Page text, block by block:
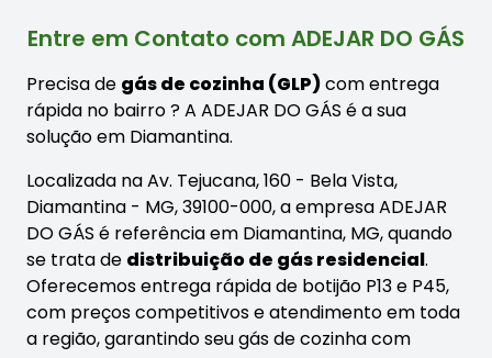
Entre em Contato com ADEJAR DO GÁS
Precisa de gás de cozinha (GLP)com entrega
rápida no bairro? A ADEJAR DO GÁS é a sua
solução em Diamantina.
Localizada na Av. Tejucana, 160 - Bela Vista,
Diamantina - MG, 39100-000, a empresa ADEJAR
DO GÁS é referência em Diamantina, MG, quando
se trata de distribuição de gás residencial.
Oferecemos entrega rápida de botijão P13 e P45,
com preços competitivos e atendimento em toda
a região, garantindo seu gás de cozinha com